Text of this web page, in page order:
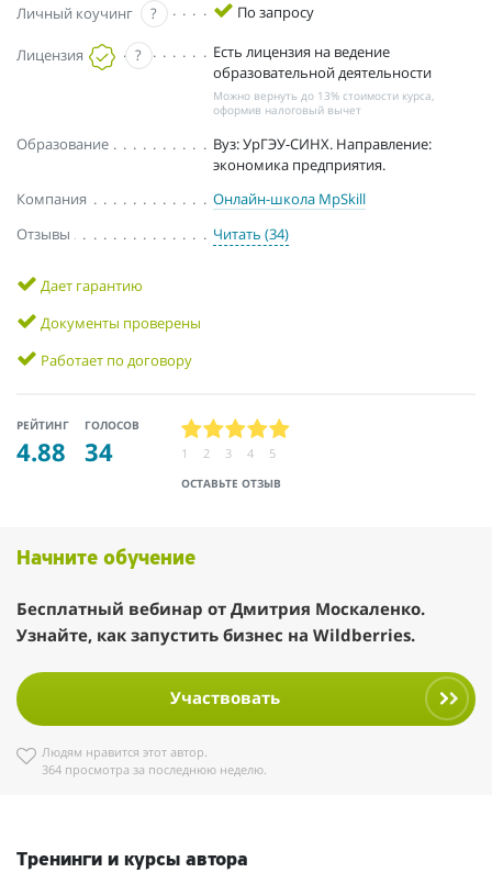
Личный коучинг ? По запросу
Лицензия ?
Есть лицензия на ведение
образовательной деятельности
Можно вернуть до 13% стоимости курса,
оформив налоговый вычет
Образование
Вуз: УрГЭУ-СИНХ. Направление:
экономика предприятия.
Компания
Онлайн-школа MpSkill
Отзывы
Читать (34)
Дает гарантию
Документы проверены
Работает по договору
РЕЙТИНГ
4.88
ГОЛОСОВ
34
ОСТАВЬТЕ ОТЗЫВ
1 2 3 4 5
Начните обучение
Бесплатный вебинар от Дмитрия Москаленко.
Узнайте, как запустить бизнес на Wildberries.
Участвовать
Людям нравится этот автор.
364 просмотра за последнюю неделю.
Тренинги и курсы автора